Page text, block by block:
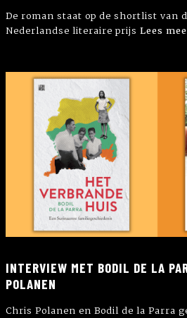
De roman staat op de shortlist van
Nederlandse literaire prijs Lees
INTERVIEW MET BODIL DE LA
POLANEN
Chris Polanen en Bodil de la Parra